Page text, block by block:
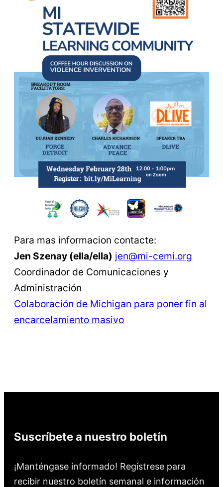
Para mas informacion contacte:
Jen Szenay (ella/ella) jen@mi-cemi.org
Coordinador de Comunicaciones y
Administración
Colaboración de Michigan para poner fin al
encarcelamiento masivo
Suscríbete a nuestro boletín
¡Manténgase informado! Regístrese para
recibir nuestro boletín semanal e información